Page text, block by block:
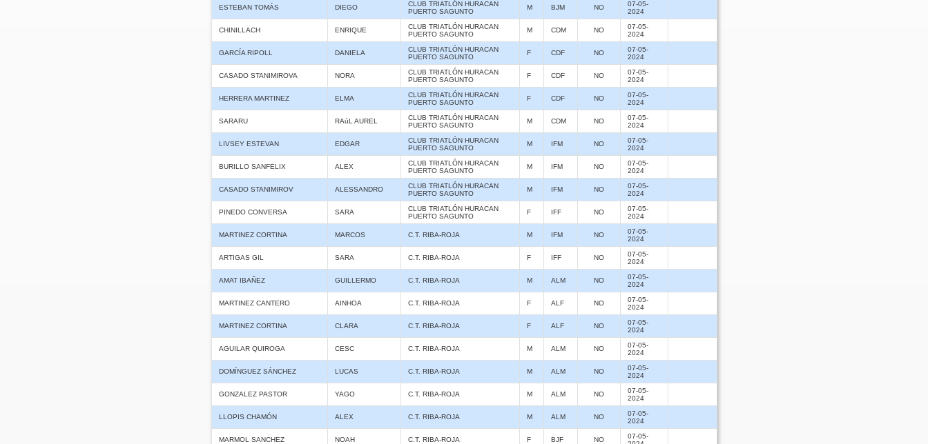
ESTEBAN TOMÁS DIEGO
CLUB TRIATLÓN HURACAN
PUERTO SAGUNTO
M BJM NO
07-05-
2024
CHINILLACH ENRIQUE
CLUB TRIATLÓN HURACAN
PUERTO SAGUNTO
M CDM NO
07-05-
2024
GARCÍA RIPOLL DANIELA
CLUB TRIATLÓN HURACAN
PUERTO SAGUNTO
F CDF NO
07-05-
2024
CASADO STANIMIROVA NORA
CLUB TRIATLÓN HURACAN
PUERTO SAGUNTO
F CDF NO
07-05-
2024
HERRERA MARTINEZ ELMA
CLUB TRIATLÓN HURACAN
PUERTO SAGUNTO
F CDF NO
07-05-
2024
SARARU RAúL AUREL
CLUB TRIATLÓN HURACAN
PUERTO SAGUNTO
M CDM NO
07-05-
2024
LIVSEY ESTEVAN EDGAR
CLUB TRIATLÓN HURACAN
PUERTO SAGUNTO
M IFM NO
07-05-
2024
BURILLO SANFELIX ALEX
CLUB TRIATLÓN HURACAN
PUERTO SAGUNTO
M IFM NO
07-05-
2024
CASADO STANIMIROV ALESSANDRO
CLUB TRIATLÓN HURACAN
PUERTO SAGUNTO
M IFM NO
07-05-
2024
PINEDO CONVERSA SARA
CLUB TRIATLÓN HURACAN
PUERTO SAGUNTO
F IFF NO
07-05-
2024
MARTINEZ CORTINA MARCOS C.T. RIBA-ROJA M IFM NO
07-05-
2024
ARTIGAS GIL SARA C.T. RIBA-ROJA F IFF NO
07-05-
2024
AMAT IBAÑEZ GUILLERMO C.T. RIBA-ROJA M ALM NO
07-05-
2024
MARTINEZ CANTERO AINHOA C.T. RIBA-ROJA F ALF NO
07-05-
2024
MARTINEZ CORTINA CLARA C.T. RIBA-ROJA F ALF NO
07-05-
2024
AGUILAR QUIROGA CESC C.T. RIBA-ROJA M ALM NO
07-05-
2024
DOMÍNGUEZ SÁNCHEZ LUCAS C.T. RIBA-ROJA M ALM NO
07-05-
2024
GONZALEZ PASTOR YAGO C.T. RIBA-ROJA M ALM NO
07-05-
2024
LLOPIS CHAMÓN ALEX C.T. RIBA-ROJA M ALM NO
07-05-
2024
MARMOL SANCHEZ NOAH C.T. RIBA-ROJA F BJF NO
07-05-